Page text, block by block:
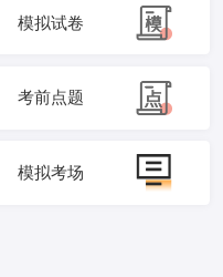
模拟试卷
考前点题
模拟考场